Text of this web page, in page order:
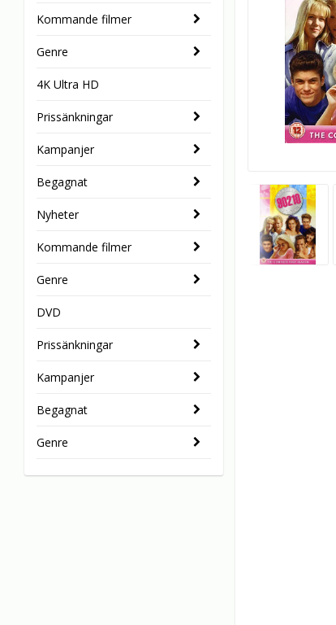
Kommande filmer
Genre
4K Ultra HD
Prissänkningar
Kampanjer
Begagnat
Nyheter
Kommande filmer
Genre
DVD
Prissänkningar
Kampanjer
Begagnat
Genre